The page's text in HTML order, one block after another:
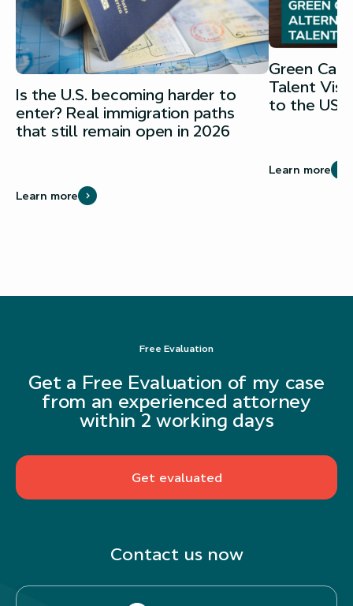
Is the U.S. becoming harder to
enter? Real immigration paths
that still remain open in 2026
Learn more
Green
Talent
to the USA
Learn more
Free Evaluation
Get a Free Evaluation of my case
from an experienced attorney
within 2 working days
Get evaluated
Contact us now